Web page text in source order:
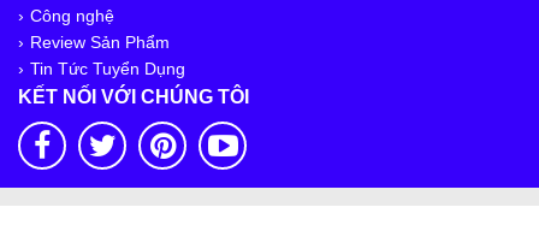
Công nghệ
Review Sản Phẩm
Tin Tức Tuyển Dụng
KẾT NỐI VỚI CHÚNG TÔI